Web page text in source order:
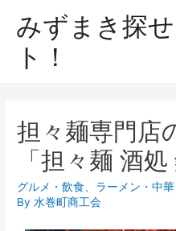
みずまき探
ト！
担々麺専門店
「担々麺 酒処
グルメ・飲食、 ラーメン・中
By水巻町商工会